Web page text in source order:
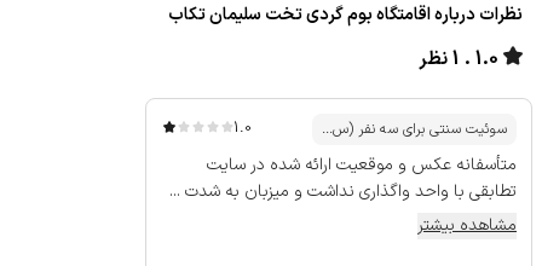
نظرات درباره اقامتگاه بوم گردی تخت سلیمان تکاب
1.0 1 نظر
سوئیت سنتی برای سه نفر (س... 1.0
متأسفانه عکس و موقعیت ارائه شده در سایت
تطابقی با واحد واگذاری نداشت و میزبان به شدت ...
مشاهده بیشتر